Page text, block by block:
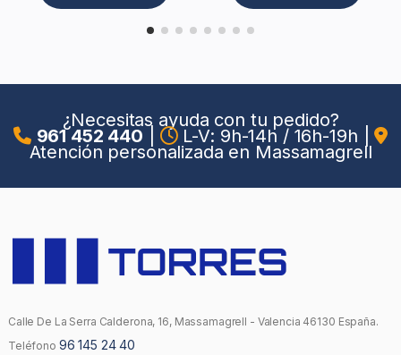
¿Necesitas ayuda con tu pedido?
961 452 440 L-V: 9h-14h / 16h-19h
Atención personalizada en Massamagrell
Calle De La Serra Calderona, 16, Massamagrell - Valencia 46130 España.
Teléfono 96 145 24 40